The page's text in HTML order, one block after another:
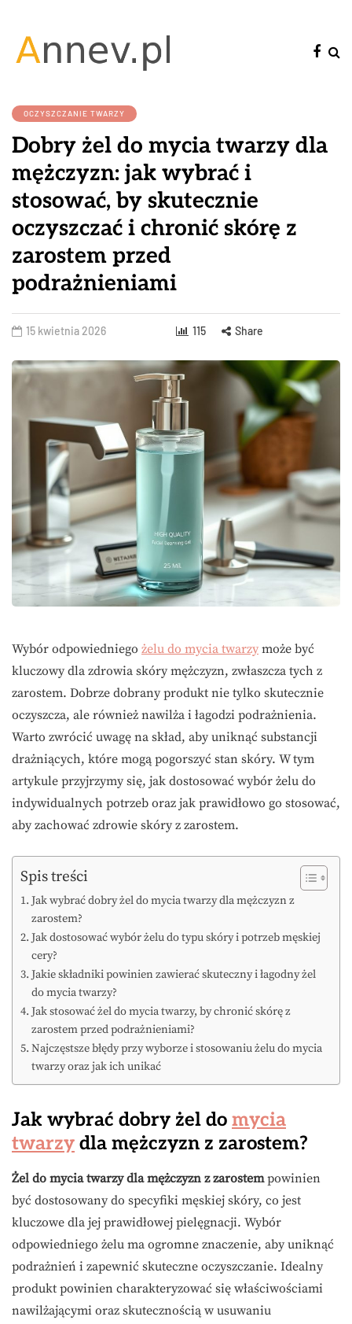
OCZYSZCZANIE TWARZY
Dobry żel do mycia twarzy dla
mężczyzn: jak wybrać i
stosować, by skutecznie
oczyszczać i chronić skórę z
zarostem przed
podrażnieniami
15 kwietnia 2026 115 Share
Wybór odpowiedniego żelu do mycia twarzy może być
kluczowy dla zdrowia skóry mężczyzn, zwłaszcza tych z
zarostem. Dobrze dobrany produkt nie tylko skutecznie
oczyszcza, ale również nawilża i łagodzi podrażnienia.
Warto zwrócić uwagę na skład, aby uniknąć substancji
drażniących, które mogą pogorszyć stan skóry. W tym
artykule przyjrzymy się, jak dostosować wybór żelu do
indywidualnych potrzeb oraz jak prawidłowo go stosować,
aby zachować zdrowie skóry z zarostem.
Spis treści
Jak wybrać dobry żel do mycia twarzy dla mężczyzn z
zarostem?
Jak dostosować wybór żelu do typu skóry i potrzeb męskiej
cery?
Jakie składniki powinien zawierać skuteczny i łagodny żel
do mycia twarzy?
Jak stosować żel do mycia twarzy, by chronić skórę z
zarostem przed podrażnieniami?
Najczęstsze błędy przy wyborze i stosowaniu żelu do mycia
twarzy oraz jak ich unikać
Jak wybrać dobry żel do mycia
twarzy dla mężczyzn z zarostem?
Żel do mycia twarzy dla mężczyzn z zarostempowinien
być dostosowany do specyfiki męskiej skóry, co jest
kluczowe dla jej prawidłowej pielęgnacji. Wybór
odpowiedniego żelu ma ogromne znaczenie, aby uniknąć
podrażnień i zapewnić skuteczne oczyszczanie. Idealny
produkt powinien charakteryzować się właściwościami
nawilżającymi oraz skutecznością w usuwaniu